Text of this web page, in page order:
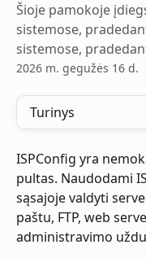
Šioje pamokoje
sistemose,
sistemose,
2026 m. gegužės 16 d.
Turinys
ISPConfig yra
pultas. Naudodami
sąsajoje valdyti
paštu, FTP, web
administravimo